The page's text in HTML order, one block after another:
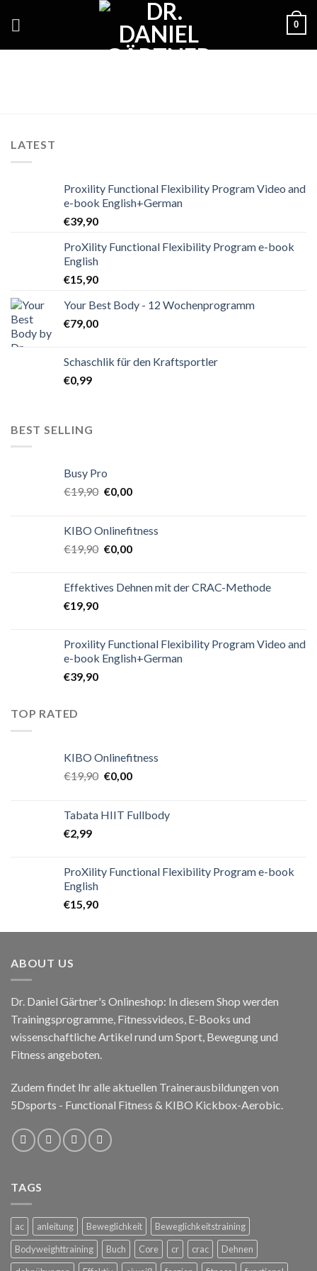
0
LATEST
Proxility Functional Flexibility Program Video and
e-book English+German
€39,90
ProXility Functional Flexibility Program e-book
English
€15,90
Your Best Body - 12 Wochenprogramm
€79,00
Schaschlik für den Kraftsportler
€0,99
BEST SELLING
Busy Pro
€19,90 €0,00
KIBO Onlinefitness
€19,90 €0,00
Effektives Dehnen mit der CRAC-Methode
€19,90
Proxility Functional Flexibility Program Video and
e-book English+German
€39,90
TOP RATED
KIBO Onlinefitness
€19,90 €0,00
Tabata HIIT Fullbody
€2,99
ProXility Functional Flexibility Program e-book
English
€15,90
ABOUT US
Dr. Daniel Gärtner's Onlineshop: In diesem Shop werden
Trainingsprogramme, Fitnessvideos, E-Books und
wissenschaftliche Artikel rund um Sport, Bewegung und
Fitness angeboten.
Zudem findet Ihr alle aktuellen Trainerausbildungen von
5Dsports - Functional Fitness & KIBO Kickbox-Aerobic.
TAGS
ac anleitung Beweglichkeit
Beweglichkeitstraining
Bodyweighttraining
Buch Core cr crac
Dehnen